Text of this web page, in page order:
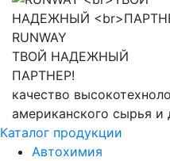
RUNWAY
ТВОЙ НАДЕЖНЫЙ
ПАРТНЕР!
качество
американского сырья и
Каталог продукции
Автохимия